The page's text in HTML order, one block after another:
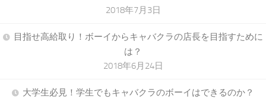
2018年7月3日
目指せ高給取り！ボーイからキャバクラの店長を目指すために
は？
2018年6月24日
大学生必見！学生でもキャバクラのボーイはできるのか？